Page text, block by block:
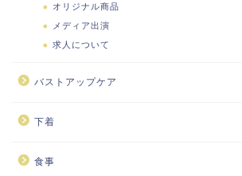
オリジナル商品
メディア出演
求人について
バストアップケア
下着
食事